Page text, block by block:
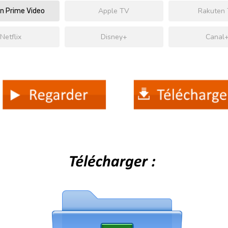
Prime Video Apple TV Rakuten
Netflix Disney+